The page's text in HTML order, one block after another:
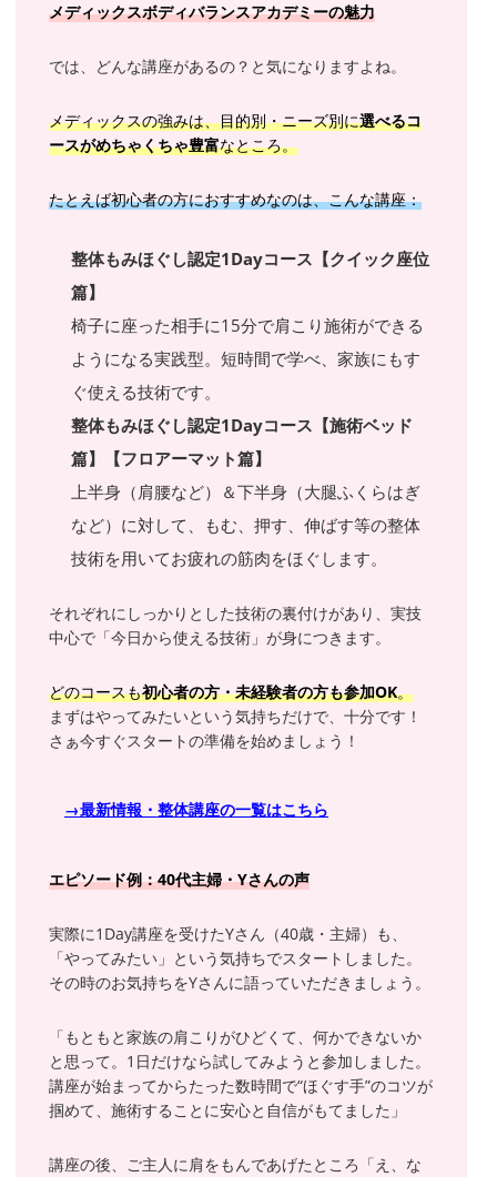
メディックスボディバランスアカデミーの魅力
では、どんな講座があるの？と気になりますよね。
メディックスの強みは、目的別・ニーズ別に選べるコ
ースがめちゃくちゃ豊富なところ。
たとえば初心者の方におすすめなのは、こんな講座：
整体もみほぐし認定1Dayコース【クイック座位
篇】
椅子に座った相手に15分で肩こり施術ができる
ようになる実践型。短時間で学べ、家族にもす
ぐ使える技術です。
整体もみほぐし認定1Dayコース【施術ベッド
篇】【フロアーマット篇】
上半身（肩腰など）＆下半身（大腿ふくらはぎ
など）に対して、もむ、押す、伸ばす等の整体
技術を用いてお疲れの筋肉をほぐします。
それぞれにしっかりとした技術の裏付けがあり、実技
中心で「今日から使える技術」が身につきます。
どのコースも初心者の方・未経験者の方も参加OK。
まずはやってみたいという気持ちだけで、十分です！
さぁ今すぐスタートの準備を始めましょう！
→最新情報・整体講座の一覧はこちら
エピソード例：40代主婦・Yさんの声
実際に1Day講座を受けたYさん（40歳・主婦）も、
「やってみたい」という気持ちでスタートしました。
その時のお気持ちをYさんに語っていただきましょう。
「もともと家族の肩こりがひどくて、何かできないか
と思って。1日だけなら試してみようと参加しました。
講座が始まってからたった数時間で“ほぐす手”のコツが
掴めて、施術することに安心と自信がもてました」
講座の後、ご主人に肩をもんであげたところ「え、な